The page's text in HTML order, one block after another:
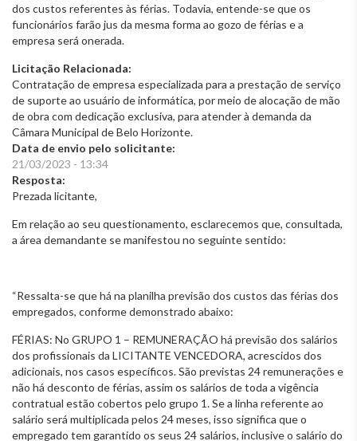
dos custos referentes às férias. Todavia, entende-se que os
funcionários farão jus da mesma forma ao gozo de férias e a
empresa será onerada.
Licitação Relacionada:
Contratação de empresa especializada para a prestação de serviço
de suporte ao usuário de informática, por meio de alocação de mão
de obra com dedicação exclusiva, para atender à demanda da
Câmara Municipal de Belo Horizonte.
Data de envio pelo solicitante:
21/03/2023 - 13:34
Resposta:
Prezada licitante,
Em relação ao seu questionamento, esclarecemos que, consultada,
a área demandante se manifestou no seguinte sentido:
“Ressalta-se que há na planilha previsão dos custos das férias dos
empregados, conforme demonstrado abaixo:
FÉRIAS: No GRUPO 1 – REMUNERAÇÃO há previsão dos salários
dos profissionais da LICITANTE VENCEDORA, acrescidos dos
adicionais, nos casos específicos. São previstas 24 remunerações e
não há desconto de férias, assim os salários de toda a vigência
contratual estão cobertos pelo grupo 1. Se a linha referente ao
salário será multiplicada pelos 24 meses, isso significa que o
empregado tem garantido os seus 24 salários, inclusive o salário do